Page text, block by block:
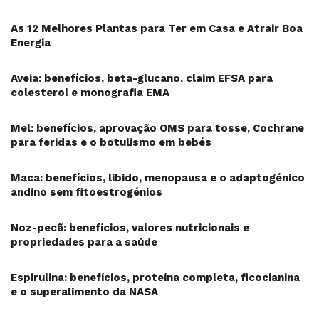
As 12 Melhores Plantas para Ter em Casa e Atrair Boa
Energia
Aveia: benefícios, beta-glucano, claim EFSA para
colesterol e monografia EMA
Mel: benefícios, aprovação OMS para tosse, Cochrane
para feridas e o botulismo em bebés
Maca: benefícios, libido, menopausa e o adaptogénico
andino sem fitoestrogénios
Noz-pecã: benefícios, valores nutricionais e
propriedades para a saúde
Espirulina: benefícios, proteína completa, ficocianina
e o superalimento da NASA